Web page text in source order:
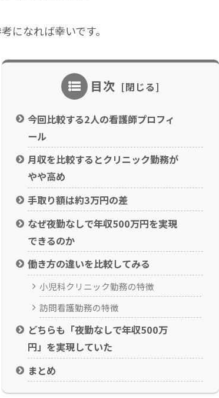
になれば幸いです。
目次
今回比較する2人の看護師プロフィ
ール
月収を比較するとクリニック勤務が
やや高め
手取り額は約3万円の差
なぜ夜勤なしで年収500万円を実現
できるのか
働き方の違いを比較してみる
小児科クリニック勤務の特徴
訪問看護勤務の特徴
どちらも「夜勤なしで年収500万
円」を実現していた
まとめ